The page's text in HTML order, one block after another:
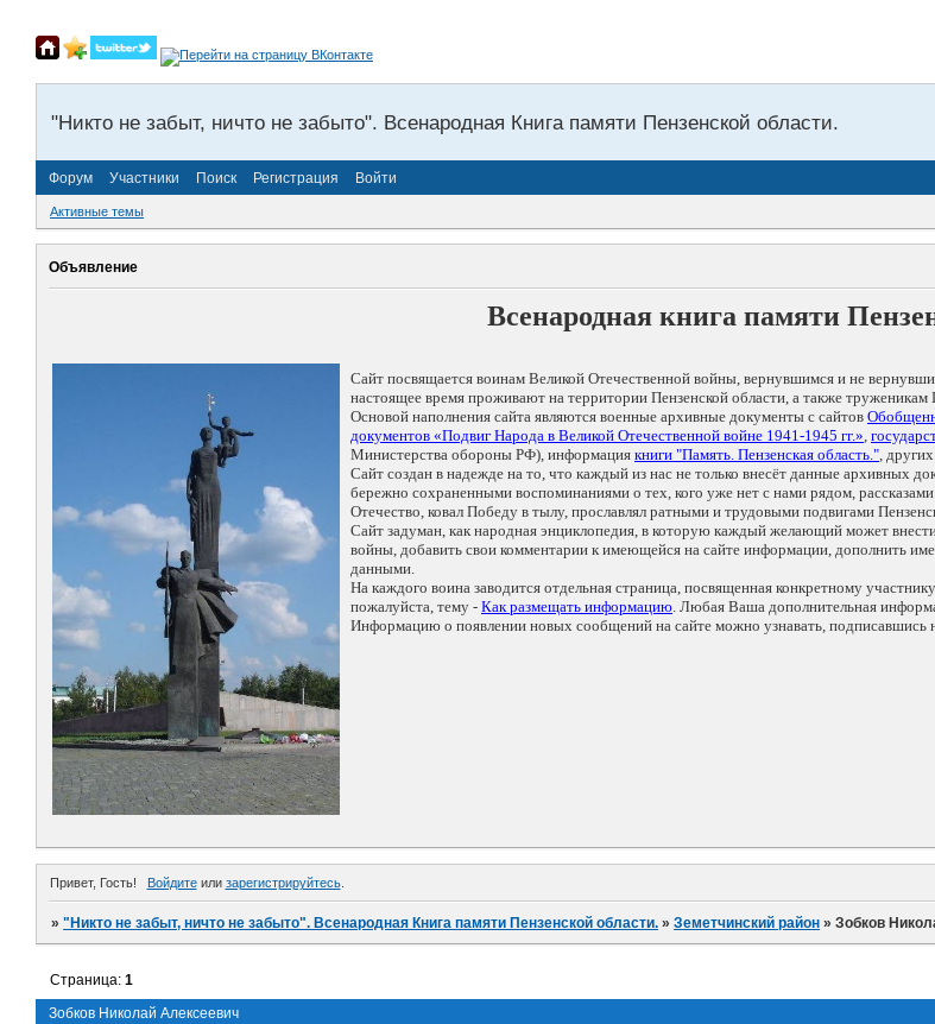
"Никто не забыт, ничто не забыто". Всенародная Книга памяти Пензенской области.
Форум Участники Поиск Регистрация Войти
Активные темы
Объявление
Всенародная книга памяти
Сайт посвящается воинам Великой Отечественной войны, вернувшимся и не
настоящее время проживают на территории Пензенской области, а также
Основой наполнения сайта являются военные архивные документы с сайтов
документов «Подвиг Народа в Великой Отечественной войне 1941-1945 гг.»,
Министерства обороны РФ), информация книги "Память. Пензенская область.",
Сайт создан в надежде на то, что каждый из нас не только внесёт данные
бережно сохраненными воспоминаниями о тех, кого уже нет с нами рядом,
Отечество, ковал Победу в тылу, прославлял ратными и трудовыми подвигами
Сайт задуман, как народная энциклопедия, в которую каждый желающий может
войны, добавить свои комментарии к имеющейся на сайте информации, дополнить
данными.
На каждого воина заводится отдельная страница, посвященная конкретному
пожалуйста, тему - Как размещать информацию. Любая Ваша дополнительная
Информацию о появлении новых сообщений на сайте можно узнавать, подписавшись
Привет, Гость! Войдитеили зарегистрируйтесь.
»"Никто не забыт, ничто не забыто". Всенародная Книга памяти Пензенской области. »Земетчинский район »Зобков
Зобков Николай Алексеевич
Страница:1